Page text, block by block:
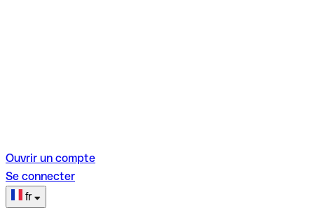
Ouvrir un compte
Se connecter
fr